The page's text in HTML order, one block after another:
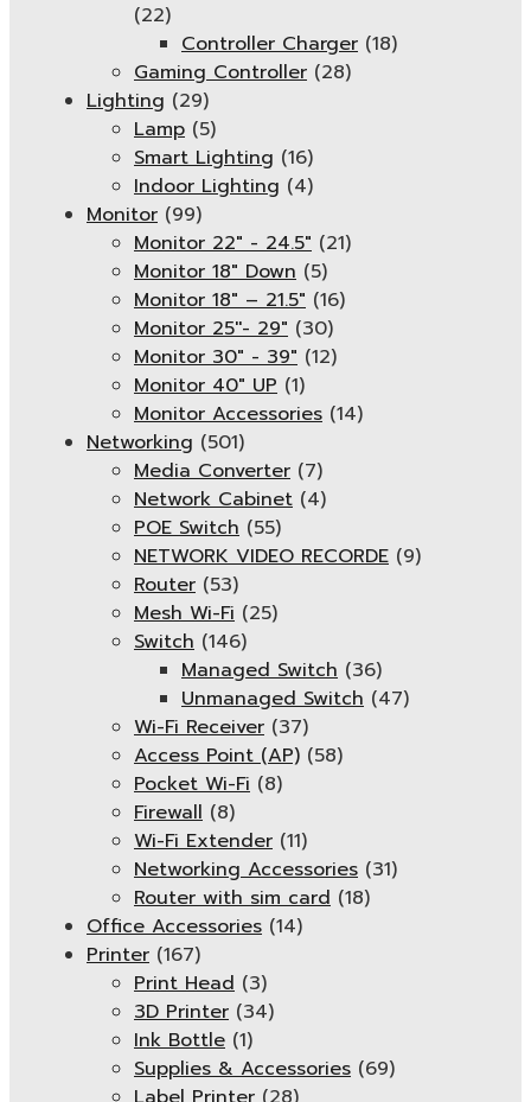
(22)
Controller Charger (18)
Gaming Controller (28)
Lighting (29)
Lamp (5)
Smart Lighting (16)
Indoor Lighting (4)
Monitor (99)
Monitor 22" - 24.5" (21)
Monitor 18" Down (5)
Monitor 18″ – 21.5″ (16)
Monitor 25''- 29" (30)
Monitor 30" - 39" (12)
Monitor 40" UP (1)
Monitor Accessories (14)
Networking (501)
Media Converter (7)
Network Cabinet (4)
POE Switch (55)
NETWORK VIDEO RECORDE (9)
Router (53)
Mesh Wi-Fi (25)
Switch (146)
Managed Switch (36)
Unmanaged Switch (47)
Wi-Fi Receiver (37)
Access Point (AP) (58)
Pocket Wi-Fi (8)
Firewall (8)
Wi-Fi Extender (11)
Networking Accessories (31)
Router with sim card (18)
Office Accessories (14)
Printer (167)
Print Head (3)
3D Printer (34)
Ink Bottle (1)
Supplies & Accessories (69)